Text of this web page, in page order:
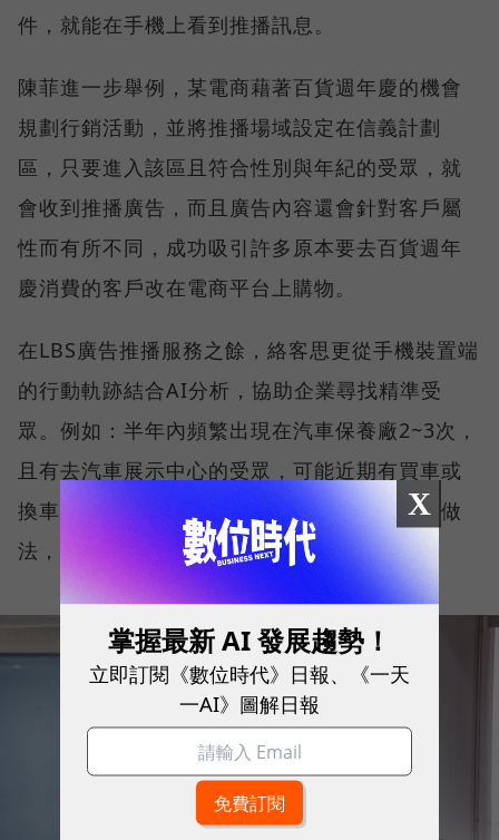
件，就能在手機上看到推播訊息。
陳菲進一步舉例，某電商藉著百貨週年慶的機會
規劃行銷活動，並將推播場域設定在信義計劃
區，只要進入該區且符合性別與年紀的受眾，就
會收到推播廣告，而且廣告內容還會針對客戶屬
性而有所不同，成功吸引許多原本要去百貨週年
慶消費的客戶改在電商平台上購物。
在LBS廣告推播服務之餘，絡客思更從手機裝置端
的行動軌跡結合AI分析，協助企業尋找精準受
眾。例如：半年內頻繁出現在汽車保養廠2~3次，
且有去汽車展示中心的受眾，可能近期有買車或
換車需求。透過從裝置資訊分析目標消費者的做
法，可以更精準地提高廣告推播成效。
X
掌握最新 AI 發展趨勢！
立即訂閱《數位時代》日報、《一天
一AI》圖解日報